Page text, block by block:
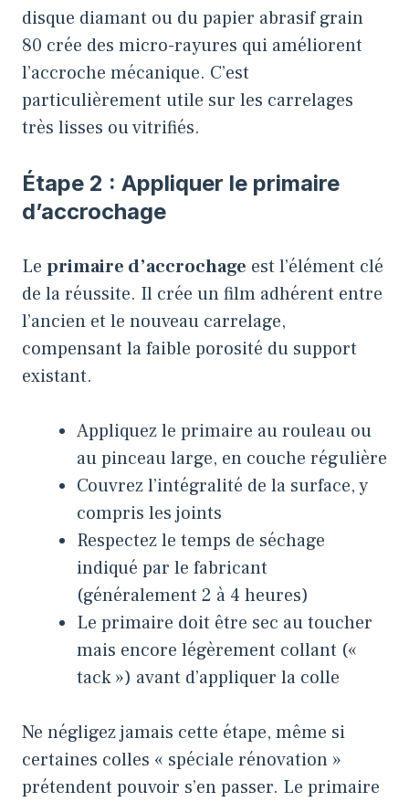
disque diamant ou du papier abrasif grain
80 crée des micro-rayures qui améliorent
l’accroche mécanique. C’est
particulièrement utile sur les carrelages
très lisses ou vitrifiés.
Étape 2 : Appliquer le primaire
d’accrochage
Le primaire d’accrochage est l’élément clé
de la réussite. Il crée un film adhérent entre
l’ancien et le nouveau carrelage,
compensant la faible porosité du support
existant.
Appliquez le primaire au rouleau ou
au pinceau large, en couche régulière
Couvrez l’intégralité de la surface, y
compris les joints
Respectez le temps de séchage
indiqué par le fabricant
(généralement 2 à 4 heures)
Le primaire doit être sec au toucher
mais encore légèrement collant («
tack ») avant d’appliquer la colle
Ne négligez jamais cette étape, même si
certaines colles « spéciale rénovation »
prétendent pouvoir s’en passer. Le primaire